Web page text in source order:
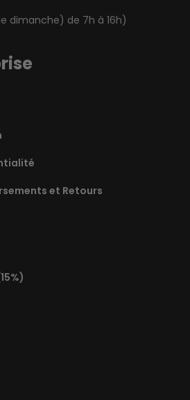
dimanche) de 7h à 16h)
et Retours